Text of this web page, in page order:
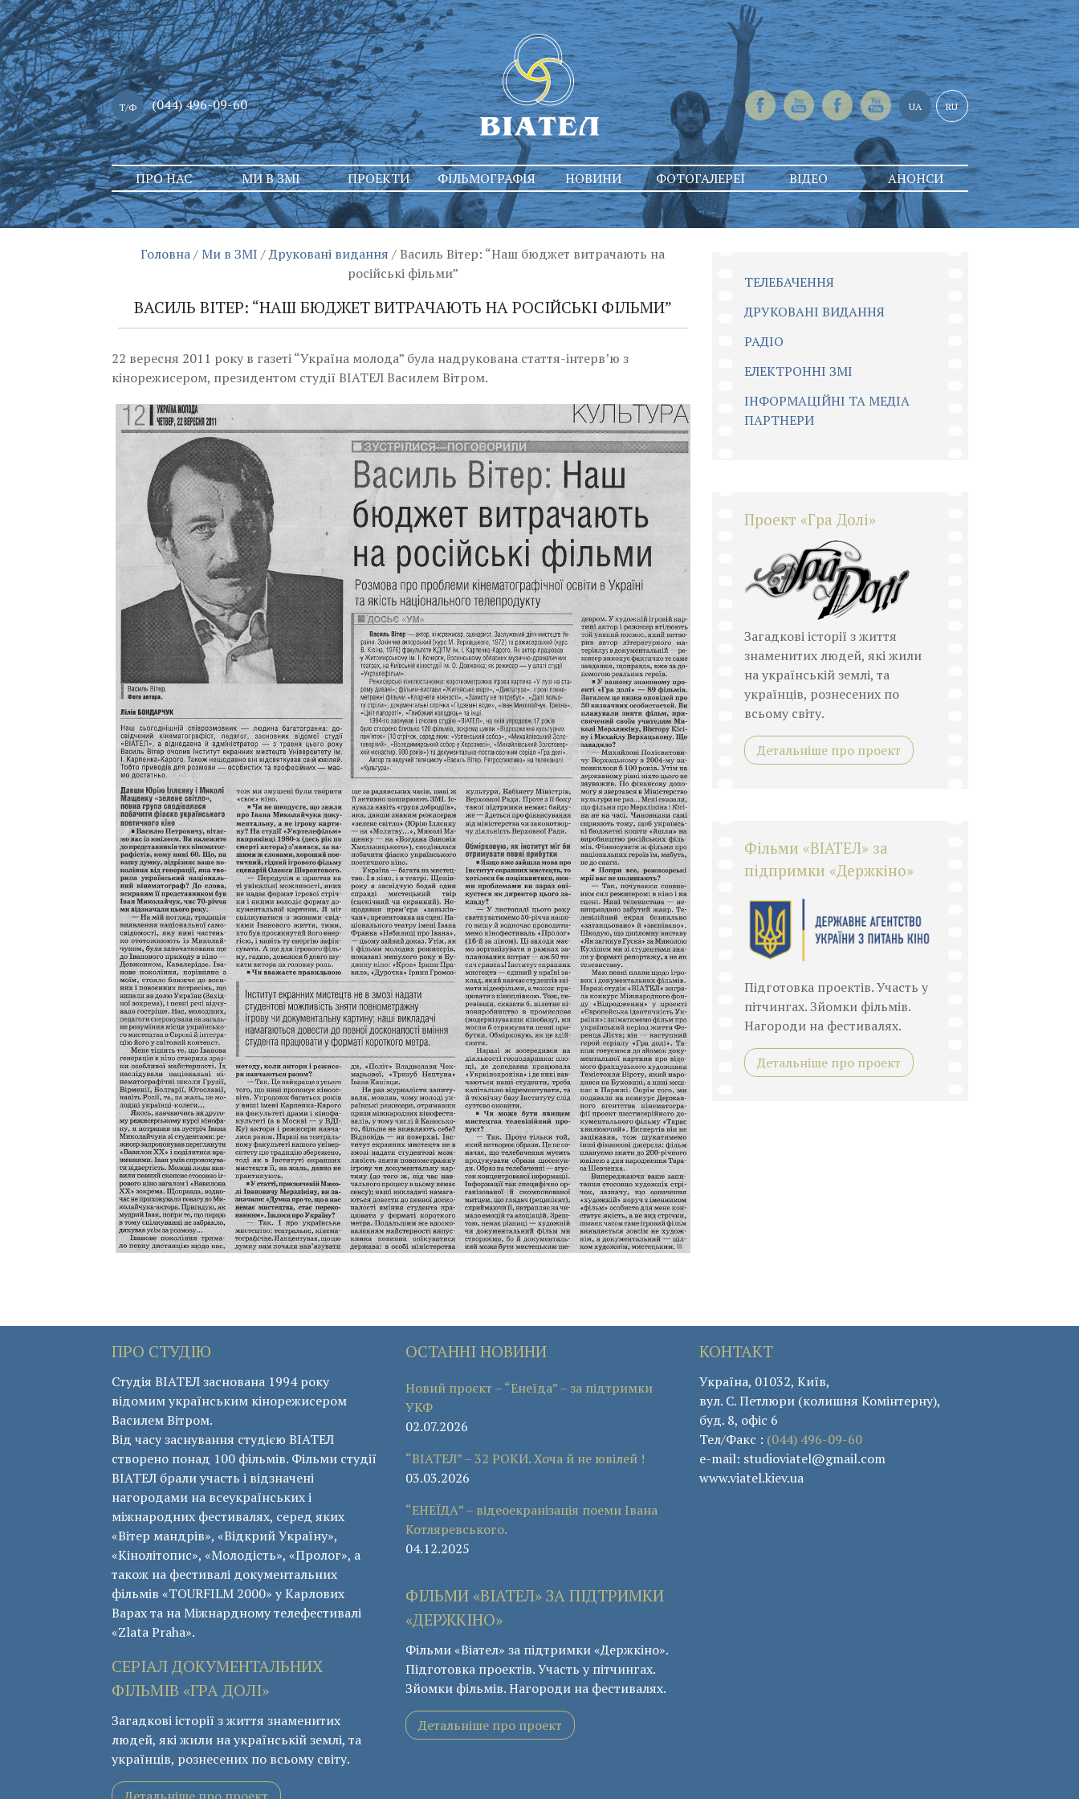
Т/Ф (044) 496-09-60 UA RU
Skip
to
content
ПРО НАС МИ В ЗМІ ПРОЕКТИ ФІЛЬМОГРАФІЯ НОВИНИ ФОТОГАЛЕРЕЇ ВІДЕО АНОНСИ
Головна/ Ми в ЗМІ /Друковані видання /Василь Вітер: “Наш бюджет витрачають на
російські фільми”
ВАСИЛЬ ВІТЕР: “НАШ БЮДЖЕТ ВИТРАЧАЮТЬ НА РОСІЙСЬКІ ФІЛЬМИ”
22 вересня 2011 року в газеті “Україна молода” була надрукована стаття-інтерв’ю з
кінорежисером, президентом студії ВІАТЕЛ Василем Вітром.
ТЕЛЕБАЧЕННЯ
ДРУКОВАНІ ВИДАННЯ
РАДІО
ЕЛЕКТРОННІ ЗМІ
ІНФОРМАЦІЙНІ ТА МЕДІА
ПАРТНЕРИ
Проект «Гра Долі»
Загадкові історії з життя
знаменитих людей, які жили
на українській землі, та
українців, рознесених по
всьому світу.
Детальніше про проект
Фільми «ВІАТЕЛ» за
підпримки «Держкіно»
Підготовка проектів. Участь у
пітчингах. Зйомки фільмів.
Нагороди на фестивалях.
Детальніше про проект
ПРО СТУДІЮ
Студія ВІАТЕЛ заснована 1994 року
відомим українським кінорежисером
Василем Вітром.
Від часу заснування студією ВІАТЕЛ
створено понад 100 фільмів. Фільми студії
ВІАТЕЛ брали участь і відзначені
нагородами на всеукраїнських і
міжнародних фестивалях, серед яких
«Вітер мандрів», «Відкрий Україну»,
«Кінолітопис», «Молодість», «Пролог», а
також на фестивалі документальних
фільмів «ТОURFILM 2000» у Карлових
Варах та на Міжнардному телефестивалі
«Zlata Praha».
СЕРІАЛ ДОКУМЕНТАЛЬНИХ
ФІЛЬМІВ «ГРА ДОЛІ»
Загадкові історії з життя знаменитих
людей, які жили на українській землі, та
українців, рознесених по всьому світу.
ОСТАННІ НОВИНИ
Новий проєкт – “Енеїда” – за підтримки
УКФ
02.07.2026
“ВІАТЕЛ” – 32 РОКИ. Хоча й не ювілей !
03.03.2026
“ЕНЕЇДА” – відеоекранізація поеми Івана
Котляревського.
04.12.2025
ФІЛЬМИ «ВІАТЕЛ» ЗА ПІДТРИМКИ
«ДЕРЖКІНО»
Фільми «Віател» за підтримки «Держкіно».
Підготовка проектів. Участь у пітчингах.
Зйомки фільмів. Нагороди на фестивалях.
Детальніше про проект
КОНТАКТ
Україна, 01032, Київ,
вул. С. Петлюри (колишня Комінтерну),
буд. 8, офіс 6
Тел/Факс : (044) 496-09-60
e-mail: studioviatel@gmail.com
www.viatel.kiev.ua